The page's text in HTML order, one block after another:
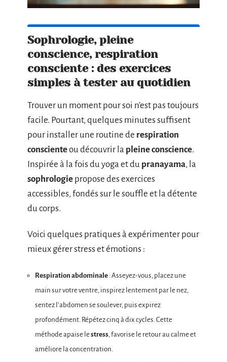
Sophrologie, pleine
conscience, respiration
consciente : des exercices
simples à tester au quotidien
Trouver un moment pour soi n’est pas toujours
facile. Pourtant, quelques minutes suffisent
pour installer une routine de respiration
conscienteou découvrir la pleine conscience.
Inspirée à la fois du yoga et du pranayama, la
sophrologie propose des exercices
accessibles, fondés sur le souffle et la détente
du corps.
Voici quelques pratiques à expérimenter pour
mieux gérer stress et émotions :
Respiration abdominale : Asseyez-vous, placez une
main sur votre ventre, inspirez lentement par le nez,
sentez l’abdomen se soulever, puis expirez
profondément. Répétez cinq à dix cycles. Cette
méthode apaise lestress, favorise le retour au calme et
améliore la concentration.